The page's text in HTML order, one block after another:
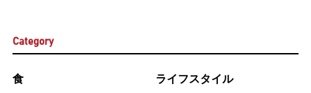
Category
食 ライフスタイル